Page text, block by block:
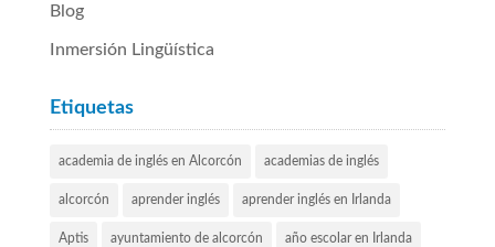
Blog
Inmersión Lingüística
Etiquetas
academia de inglés en Alcorcón academias de inglés
alcorcón aprender inglés aprender inglés en Irlanda
Aptis ayuntamiento de alcorcón año escolar en Irlanda